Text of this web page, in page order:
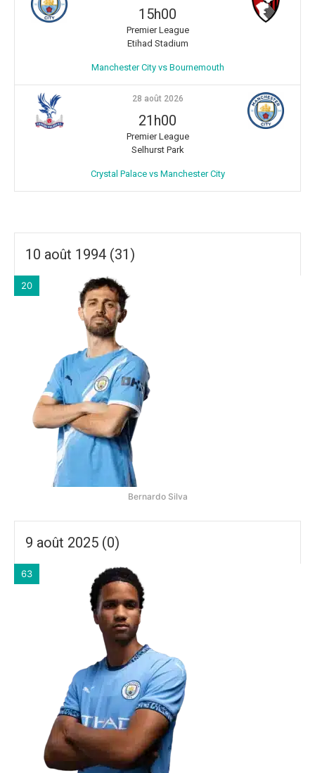
15h00
Premier League
Etihad Stadium
Manchester City vs Bournemouth
28 août 2026
21h00
Premier League
Selhurst Park
Crystal Palace vs Manchester City
10 août 1994 (31)
20
Bernardo Silva
9 août 2025 (0)
63